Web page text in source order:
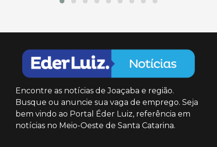
Encontre as notícias de Joaçaba e região.
Busque ou anuncie sua vaga de emprego. Seja
bem vindo ao Portal Éder Luiz, referência em
notícias no Meio-Oeste de Santa Catarina.